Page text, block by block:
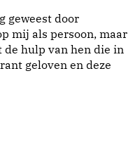
geweest door
mij als persoon, maar
de hulp van hen die in
geloven en deze